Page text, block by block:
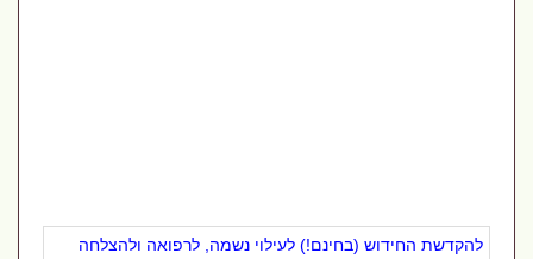
להקדשת החידוש (בחינם!) לעילוי נשמה, לרפואה ולהצלחה